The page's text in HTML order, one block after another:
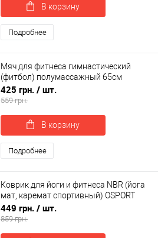
В корзину
Подробнее
Мяч для фитнеса гимнастический
(фитбол) полумассажный 65см
OSPORT (MS 1652)
425 грн. / шт.
559 грн.
В корзину
Подробнее
Коврик для йоги и фитнеса NBR (йога
мат, каремат спортивный) OSPORT
Mat Pro 1см (FI-0075)
449 грн. / шт.
859 грн.